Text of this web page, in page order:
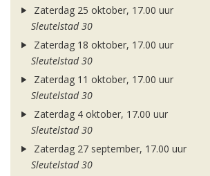
Zaterdag 25 oktober, 17.00 uur
Sleutelstad 30
Zaterdag 18 oktober, 17.00 uur
Sleutelstad 30
Zaterdag 11 oktober, 17.00 uur
Sleutelstad 30
Zaterdag 4 oktober, 17.00 uur
Sleutelstad 30
Zaterdag 27 september, 17.00 uur
Sleutelstad 30